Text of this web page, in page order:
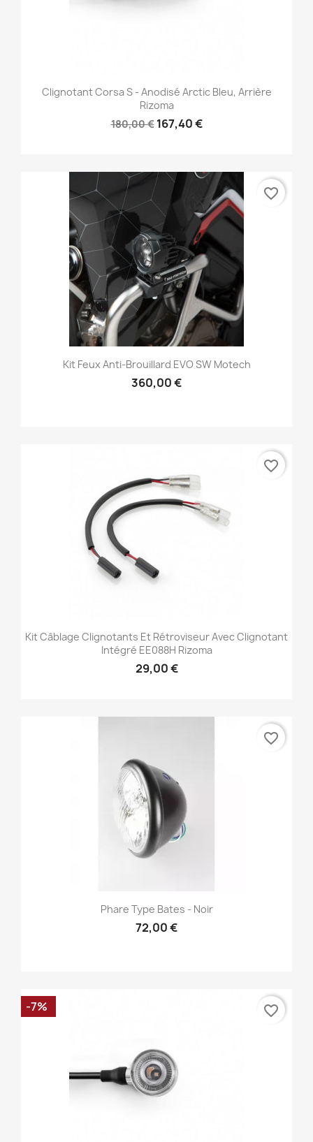
Clignotant Corsa S - Anodisé Arctic Bleu, Arrière
Rizoma
180,00 € 167,40 €
Kit Feux Anti-Brouillard EVO SW Motech
360,00 €
favorite_border
Kit Câblage Clignotants Et Rétroviseur Avec Clignotant
Intégré EE088H Rizoma
29,00 €
favorite_border
Phare Type Bates - Noir
72,00 €
favorite_border
-7% favorite_border